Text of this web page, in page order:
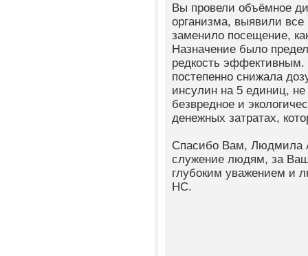
Вы провели объёмное
организма, выявили
заменило посещение,
Назначение было
редкость
постепенно снижала
инсулин на 5 единиц,
безвредное и
денежных затратах,
Спасибо Вам, Людмила
служение людям, за
глубоким уважением и
НС.